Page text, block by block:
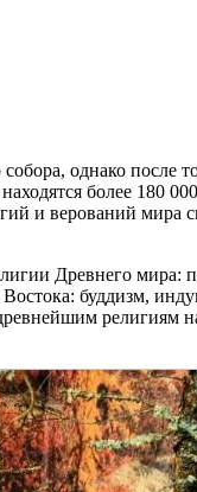
однако после
более 180
и верований
Древнего
буддизм,